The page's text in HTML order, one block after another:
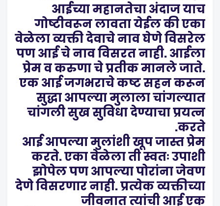
आईच्या महानतेचा अंदाज याच
गोष्टीवरून लावता येईल की एका
वेळेला व्यक्ती देवाचे नाव घेणे विसरेल
पण आई चे नाव विसरत नाही. आईला
प्रेम व करुणा चे प्रतीक मानले जाते.
एक आई जगभराचे कष्ट सहन करून
सुद्धा आपल्या मुलाला चांगल्यात
चांगली सुख सुविधा देण्याचा प्रयत्न
करते.
आई आपल्या मुलांशी खूप जास्त प्रेम
करते. एका वेळेला ती स्वतः उपाशी
झोपेल पण आपल्या पोरांना जेवण
देणे विसरणार नाही. प्रत्येक व्यक्तीच्या
जीवनात त्यांची आई एक